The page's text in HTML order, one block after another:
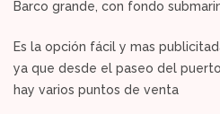
Barco grande, con fondo
Es la opción fácil y mas
ya que desde el paseo del puerto
hay varios puntos de venta